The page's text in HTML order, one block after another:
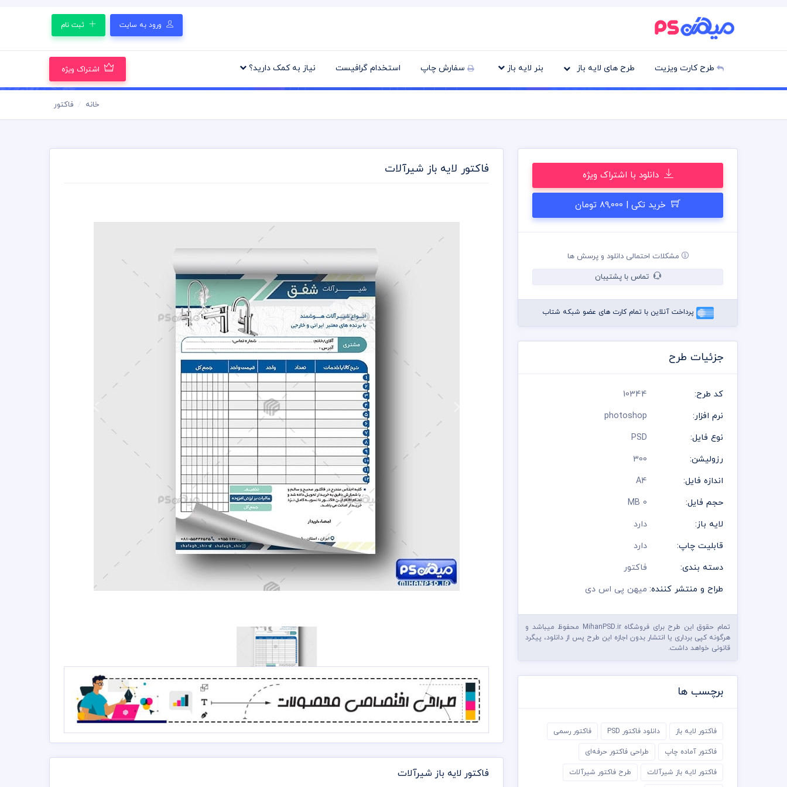
ورود به سایت ثبت نام
طرح کارت ویزیت طرح های لایه باز بنر لایه باز سفارش چاپ استخدام گرافیست نیاز به کمک دارید؟ اشتراک ویژه
خانه فاکتور
دانلود با اشتراک ویژه
خرید تکی | 89,000 تومان
مشکلات احتمالی دانلود و پرسش ها
تماس با پشتیبان
پرداخت آنلاین با تمام کارت های عضو شبکه شتاب
جزئیات طرح
کد طرح:
10344
نرم افزار:
photoshop
نوع فایل:
PSD
رزولیشن:
300
اندازه فایل:
A4
حجم فایل:
0 MB
لایه باز:
دارد
قابلیت چاپ:
دارد
دسته بندی:
فاکتور
طراح و منتشر کننده: میهن پی اس دی
تمام حقوق این طرح برای فروشگاه MihanPSD.ir محفوظ میباشد و
هرگونه کپی برداری یا انتشار بدون اجازه این طرح پس از دانلود، پیگرد
قانونی خواهد داشت.
برچسب ها
فاکتور لایه باز دانلود فاکتور PSD فاکتور رسمی
فاکتور آماده چاپ طراحی فاکتور حرفه‌ای
فاکتور لایه باز شیرآلات طرح فاکتور شیرآلات
فاکتور لایه باز شیرآلات
فاکتور لایه باز شیرآلات